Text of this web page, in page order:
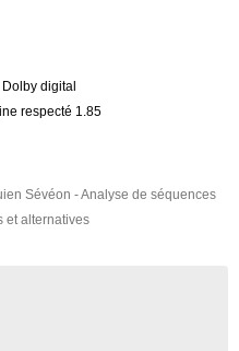
digital
respecté 1.85
Sévéon - Analyse de séquences
et alternatives